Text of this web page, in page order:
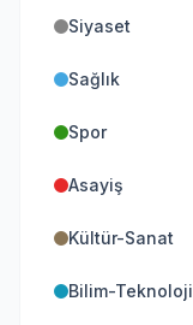
Siyaset
Sağlık
Spor
Asayiş
Kültür-Sanat
Bilim-Teknoloji